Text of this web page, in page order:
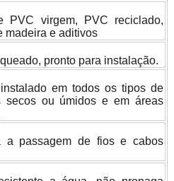
PVC virgem, PVC reciclado,
madeira e aditivos
pronto para instalação.
em todos os tipos de
secos ou úmidos e em áreas
a passagem de fios e cabos